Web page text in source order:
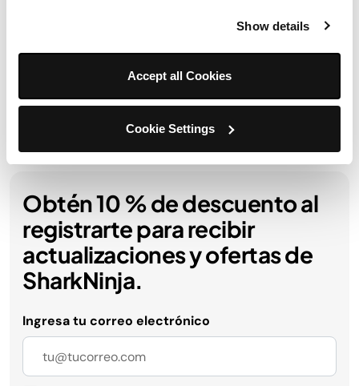
Show details
Accept all Cookies
Cookie Settings
Obtén 10 % de descuento al
registrarte para recibir
actualizaciones y ofertas de
SharkNinja.
Ingresa tu correo electrónico